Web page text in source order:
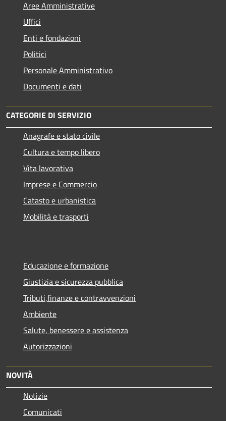
Aree Amministrative
Uffici
Enti e fondazioni
Politici
Personale Amministrativo
Documenti e dati
CATEGORIE DI SERVIZIO
Anagrafe e stato civile
Cultura e tempo libero
Vita lavorativa
Imprese e Commercio
Catasto e urbanistica
Mobilità e trasporti
Educazione e formazione
Giustizia e sicurezza pubblica
Tributi,finanze e contravvenzioni
Ambiente
Salute, benessere e assistenza
Autorizzazioni
NOVITÀ
Notizie
Comunicati